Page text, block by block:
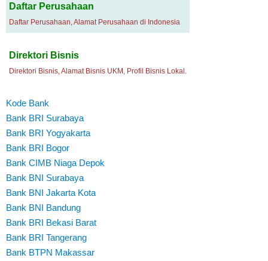
Daftar Perusahaan
Daftar Perusahaan, Alamat Perusahaan di Indonesia
Direktori Bisnis
Direktori Bisnis, Alamat Bisnis UKM, Profil Bisnis Lokal.
Kode Bank
Bank BRI Surabaya
Bank BRI Yogyakarta
Bank BRI Bogor
Bank CIMB Niaga Depok
Bank BNI Surabaya
Bank BNI Jakarta Kota
Bank BNI Bandung
Bank BRI Bekasi Barat
Bank BRI Tangerang
Bank BTPN Makassar